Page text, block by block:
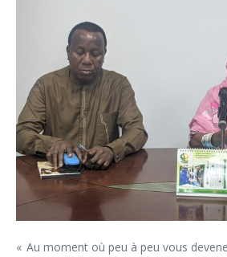
« Au moment où peu à peu vous